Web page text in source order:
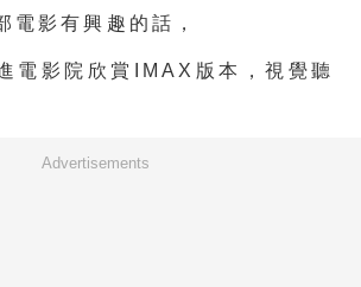
電影有興趣的話，
電影院欣賞IMAX版本，視覺聽
Advertisements